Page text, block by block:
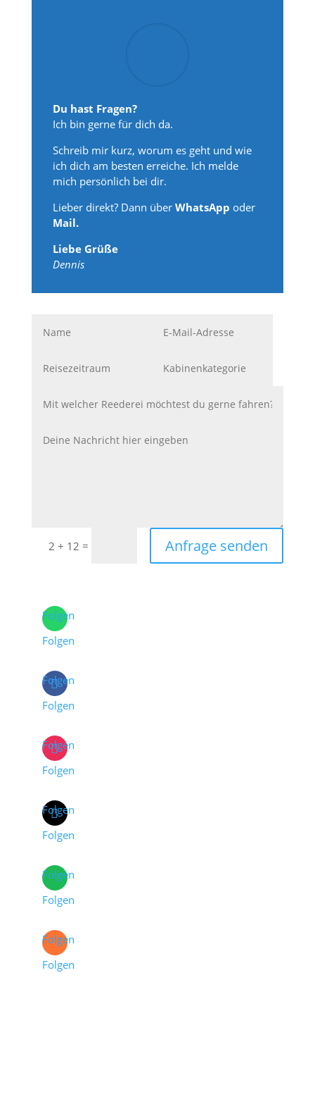
Du hast Fragen?
Ich bin gerne für dich da.
Schreib mir kurz, worum es geht und wie
ich dich am besten erreiche. Ich melde
mich persönlich bei dir.
Lieber direkt? Dann überWhatsApp oder
Mail.
Liebe Grüße
Dennis
2 + 12 = Anfrage senden
Folgen
Folgen
Folgen
Folgen
Folgen
Folgen
Folgen
Folgen
Folgen
Folgen
Folgen
Folgen